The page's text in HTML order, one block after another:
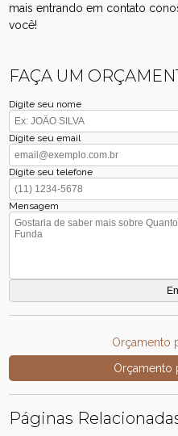
mais entrando em contato
você!
FAÇA UM
Digite seu nome
Digite seu email
Digite seu telefone
Mensagem
Orçamento
Orçamento
Páginas